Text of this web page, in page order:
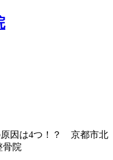
因は4つ！？ 京都市北
院